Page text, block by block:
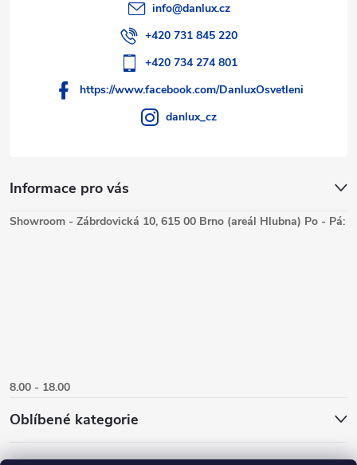
Informace pro vás
info@danlux.cz
+420 731 845 220
+420 734 274 801
https://www.facebook.com/DanluxOsvetleni
danlux_cz
Showroom - Zábrdovická 10, 615 00 Brno (areál Hlubna) Po - Pá:
8.00 - 18.00
Oblíbené kategorie